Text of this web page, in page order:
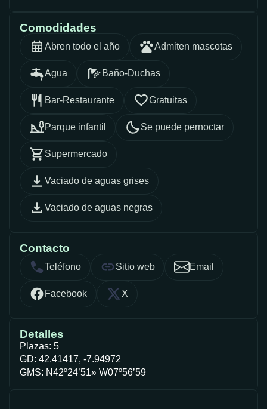
Comodidades
Abren todo el año Admiten mascotas
Agua Baño-Duchas
Bar-Restaurante Gratuitas
Parque infantil Se puede pernoctar
Supermercado
Vaciado de aguas grises
Vaciado de aguas negras
Contacto
Teléfono Sitio web Email
Facebook X
Detalles
Plazas: 5
GD: 42.41417, -7.94972
GMS: N42º24’51» W07º56’59